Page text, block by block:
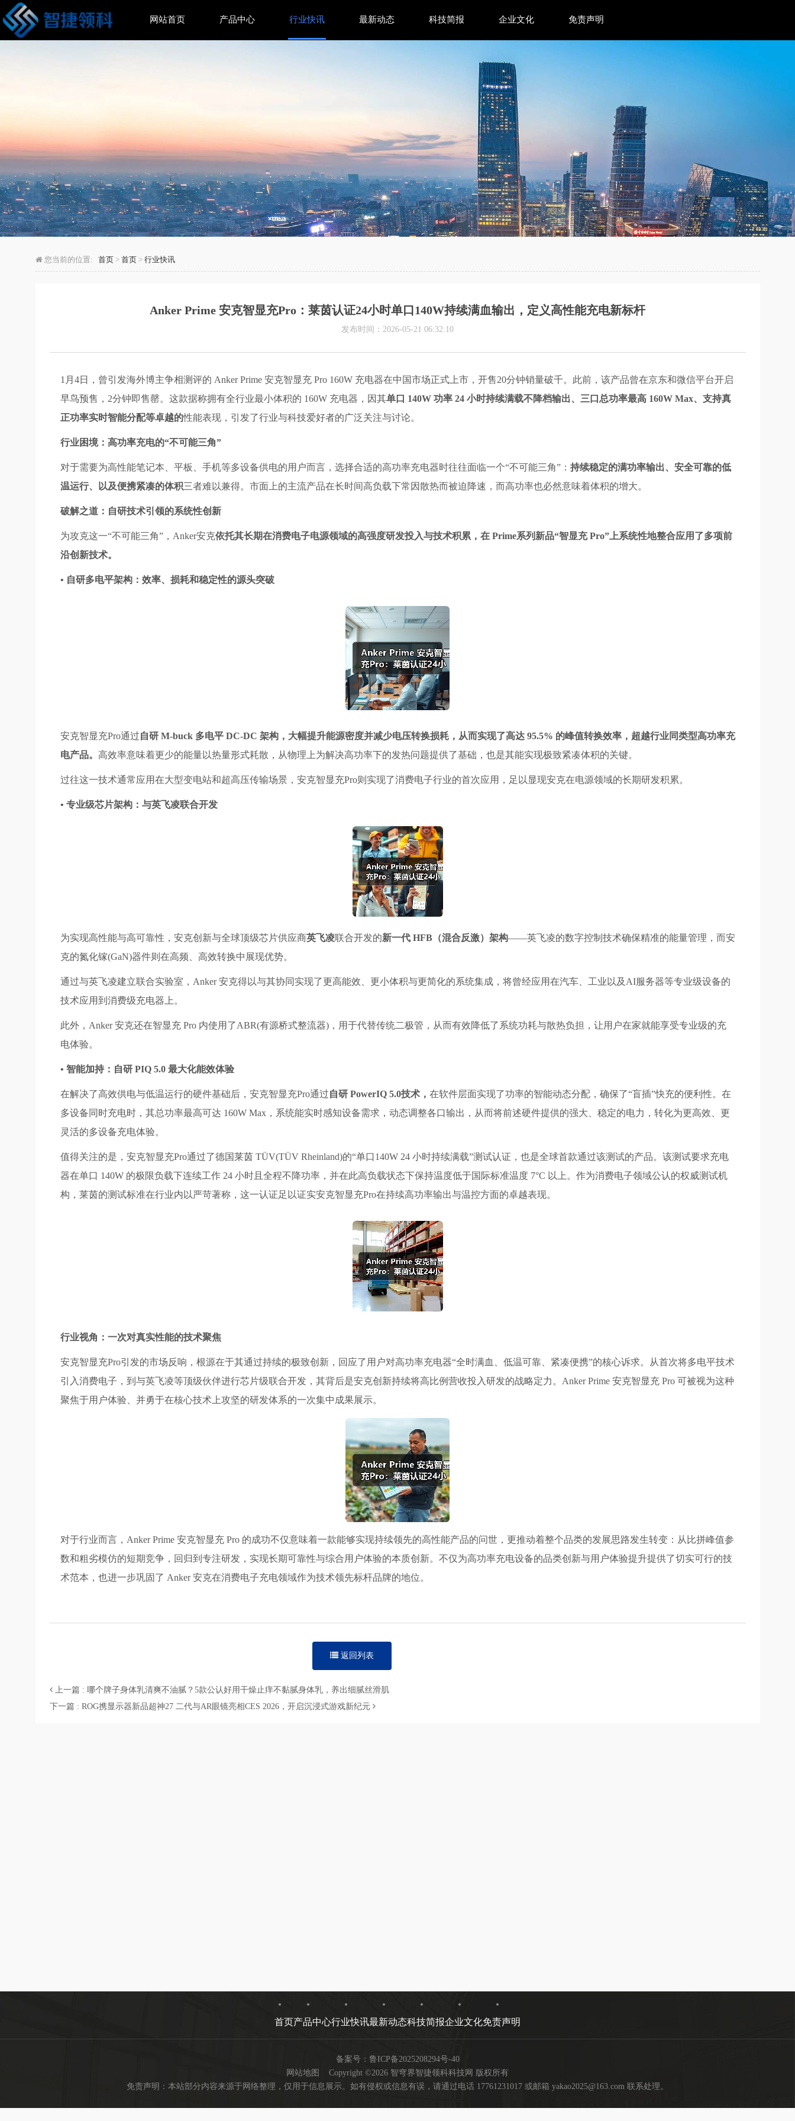
Anker Prime 安克智显充Pro：莱茵认证24小时单口140W持续满血输出
网站首页 产品中心 行业快讯 最新动态 科技简报 企业文化 免责声明
您当前的位置: 首页 > 首页 > 行业快讯
Anker Prime 安克智显充Pro：莱茵认证24小时单口140W持续满血输出，定义高性能充电新标杆
发布时间：2026-05-21 06:32:10
1月4日，曾引发海外博主争相测评的 Anker Prime 安克智显充 Pro 160W 充电器在中国市场正式上市，开售20分钟销量破千。此前，该产品曾在京东和微信平台开启
早鸟预售，2分钟即售罄。这款据称拥有全行业最小体积的 160W 充电器，因其单口 140W 功率 24 小时持续满载不降档输出、三口总功率最高 160W Max、支持真
正功率实时智能分配等卓越的性能表现，引发了行业与科技爱好者的广泛关注与讨论。
行业困境：高功率充电的“不可能三角”
对于需要为高性能笔记本、平板、手机等多设备供电的用户而言，选择合适的高功率充电器时往往面临一个“不可能三角”： 持续稳定的满功率输出、安全可靠的低
温运行、以及便携紧凑的体积三者难以兼得。市面上的主流产品在长时间高负载下常因散热而被迫降速，而高功率也必然意味着体积的增大。
破解之道：自研技术引领的系统性创新
为攻克这一“不可能三角”，Anker安克依托其长期在消费电子电源领域的高强度研发投入与技术积累，在 Prime系列新品“智显充 Pro”上系统性地整合应用了多项前
沿创新技术。
• 自研多电平架构：效率、损耗和稳定性的源头突破
安克智显充Pro通过自研 M-buck 多电平 DC-DC 架构，大幅提升能源密度并减少电压转换损耗，从而实现了高达 95.5% 的峰值转换效率，超越行业同类型高功率充
电产品。 高效率意味着更少的能量以热量形式耗散，从物理上为解决高功率下的发热问题提供了基础，也是其能实现极致紧凑体积的关键。
过往这一技术通常应用在大型变电站和超高压传输场景，安克智显充Pro则实现了消费电子行业的首次应用，足以显现安克在电源领域的长期研发积累。
• 专业级芯片架构：与英飞凌联合开发
为实现高性能与高可靠性，安克创新与全球顶级芯片供应商英飞凌联合开发的新一代 HFB（混合反激）架构——英飞凌的数字控制技术确保精准的能量管理，而安
克的氮化镓(GaN)器件则在高频、高效转换中展现优势。
通过与英飞凌建立联合实验室，Anker 安克得以与其协同实现了更高能效、更小体积与更简化的系统集成，将曾经应用在汽车、工业以及AI服务器等专业级设备的
技术应用到消费级充电器上。
此外，Anker 安克还在智显充 Pro 内使用了ABR(有源桥式整流器)，用于代替传统二极管，从而有效降低了系统功耗与散热负担，让用户在家就能享受专业级的充
电体验。
• 智能加持：自研 PIQ 5.0 最大化能效体验
在解决了高效供电与低温运行的硬件基础后，安克智显充Pro通过自研 PowerIQ 5.0技术， 在软件层面实现了功率的智能动态分配，确保了“盲插”快充的便利性。在
多设备同时充电时，其总功率最高可达 160W Max，系统能实时感知设备需求，动态调整各口输出，从而将前述硬件提供的强大、稳定的电力，转化为更高效、更
灵活的多设备充电体验。
值得关注的是，安克智显充Pro通过了德国莱茵 TÜV(TÜV Rheinland)的“单口140W 24 小时持续满载”测试认证，也是全球首款通过该测试的产品。该测试要求充电
器在单口 140W 的极限负载下连续工作 24 小时且全程不降功率，并在此高负载状态下保持温度低于国际标准温度 7°C 以上。作为消费电子领域公认的权威测试机
构，莱茵的测试标准在行业内以严苛著称，这一认证足以证实安克智显充Pro在持续高功率输出与温控方面的卓越表现。
行业视角：一次对真实性能的技术聚焦
安克智显充Pro引发的市场反响，根源在于其通过持续的极致创新，回应了用户对高功率充电器“全时满血、低温可靠、紧凑便携”的核心诉求。从首次将多电平技术
引入消费电子，到与英飞凌等顶级伙伴进行芯片级联合开发，其背后是安克创新持续将高比例营收投入研发的战略定力。Anker Prime 安克智显充 Pro 可被视为这种
聚焦于用户体验、并勇于在核心技术上攻坚的研发体系的一次集中成果展示。
对于行业而言，Anker Prime 安克智显充 Pro 的成功不仅意味着一款能够实现持续领先的高性能产品的问世，更推动着整个品类的发展思路发生转变：从比拼峰值参
数和粗劣模仿的短期竞争，回归到专注研发，实现长期可靠性与综合用户体验的本质创新。不仅为高功率充电设备的品类创新与用户体验提升提供了切实可行的技
术范本，也进一步巩固了 Anker 安克在消费电子充电领域作为技术领先标杆品牌的地位。
返回列表
上一篇 : 哪个牌子身体乳清爽不油腻？5款公认好用干燥止痒不黏腻身体乳，养出细腻丝滑肌
下一篇 : ROG携显示器新品超神27 二代与AR眼镜亮相CES 2026，开启沉浸式游戏新纪元
首页产品中心行业快讯最新动态科技简报企业文化免责声明
备案号： 鲁ICP备2025208294号-40
网站地图
Copyright ©2026 智穹界智捷领科科技网 版权所有
免责声明：本站部分内容来源于网络整理，仅用于信息展示。如有侵权或信息有误，请通过电话 17761231017 或邮箱 yakao2025@163.com 联系处理。